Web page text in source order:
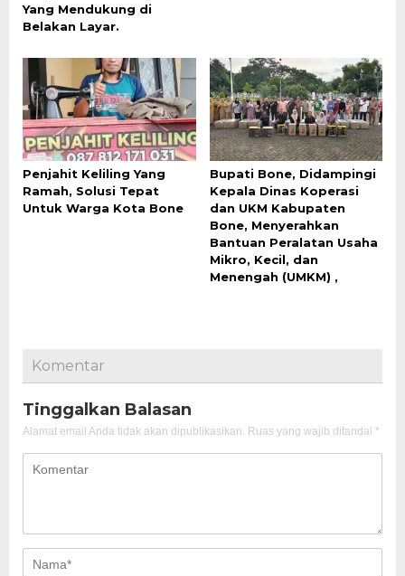
Yang Mendukung di
Belakan Layar.
Penjahit Keliling Yang
Ramah, Solusi Tepat
Untuk Warga Kota Bone
Bupati Bone, Didampingi
Kepala Dinas Koperasi
dan UKM Kabupaten
Bone, Menyerahkan
Bantuan Peralatan Usaha
Mikro, Kecil, dan
Menengah (UMKM) ,
Komentar
Tinggalkan Balasan
Alamat email Anda tidak akan dipublikasikan. Ruas yang wajib ditandai *